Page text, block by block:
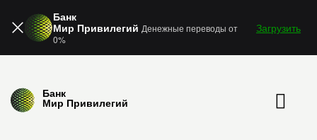
Банк
Мир Привилегий Денежные переводы от
0%
Загрузить
Банк
Мир Привилегий